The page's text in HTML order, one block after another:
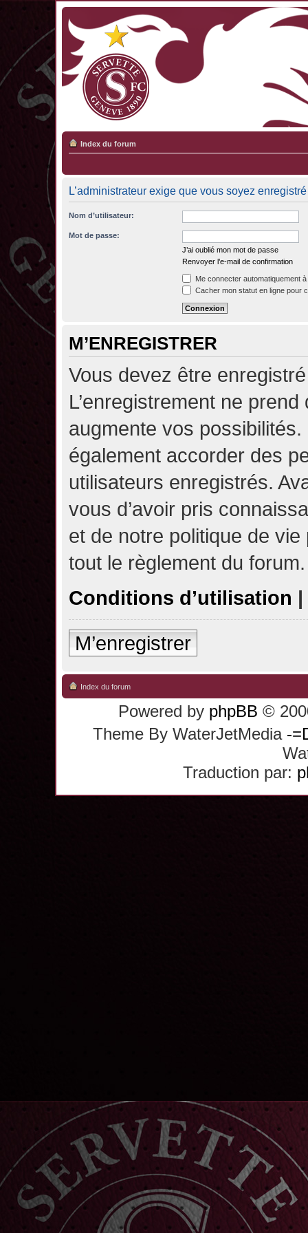
Index du forum
L’administrateur exige que vous soyez
Nom d’utilisateur:
Mot de passe:
J’ai oublié mon mot de passe
Renvoyer l’e-mail de confirmation
Me connecter automatiquement
Cacher mon statut en ligne pour
M’ENREGISTRER
Vous devez être
L’enregistrement ne
augmente vos possibilités.
également accorder des
utilisateurs enregistrés.
vous d’avoir pris
et de notre politique de
tout le règlement du forum.
Conditions d’utilisation |
M’enregistrer
Index du forum
Powered by phpBB ©
Theme By WaterJetMedia -
Traduction par: